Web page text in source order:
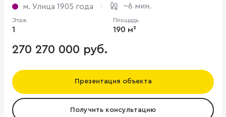
м. Улица 1905 года
~6 мин.
Этаж
1
Площадь
190 м²
270 270 000 руб.
Презентация объекта
Получить консультацию